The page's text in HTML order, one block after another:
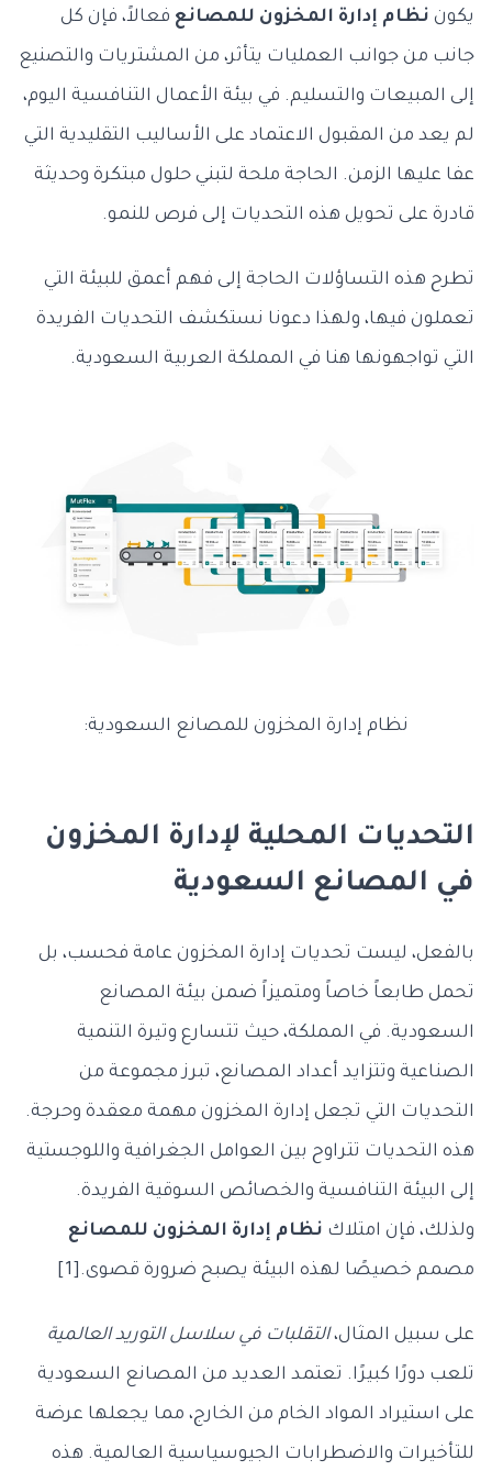
يكون نظام إدارة المخزون للمصانع فعالاً، فإن كل
جانب من جوانب العمليات يتأثر، من المشتريات والتصنيع
إلى المبيعات والتسليم. في بيئة الأعمال التنافسية اليوم،
لم يعد من المقبول الاعتماد على الأساليب التقليدية التي
عفا عليها الزمن. الحاجة ملحة لتبني حلول مبتكرة وحديثة
قادرة على تحويل هذه التحديات إلى فرص للنمو.
تطرح هذه التساؤلات الحاجة إلى فهم أعمق للبيئة التي
تعملون فيها، ولهذا دعونا نستكشف التحديات الفريدة
التي تواجهونها هنا في المملكة العربية السعودية.
نظام إدارة المخزون للمصانع السعودية:
التحديات المحلية لإدارة المخزون
في المصانع السعودية
بالفعل، ليست تحديات إدارة المخزون عامة فحسب، بل
تحمل طابعاً خاصاً ومتميزاً ضمن بيئة المصانع
السعودية. في المملكة، حيث تتسارع وتيرة التنمية
الصناعية وتتزايد أعداد المصانع، تبرز مجموعة من
التحديات التي تجعل إدارة المخزون مهمة معقدة وحرجة.
هذه التحديات تتراوح بين العوامل الجغرافية واللوجستية
إلى البيئة التنافسية والخصائص السوقية الفريدة.
ولذلك، فإن امتلاك نظام إدارة المخزون للمصانع
مصمم خصيصًا لهذه البيئة يصبح ضرورة قصوى.[1]
على سبيل المثال،التقلبات في سلاسل التوريد العالمية
تلعب دورًا كبيرًا. تعتمد العديد من المصانع السعودية
على استيراد المواد الخام من الخارج، مما يجعلها عرضة
للتأخيرات والاضطرابات الجيوسياسية العالمية. هذه